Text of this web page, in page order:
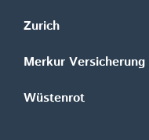
Zurich
Merkur Versicherung
Wüstenrot